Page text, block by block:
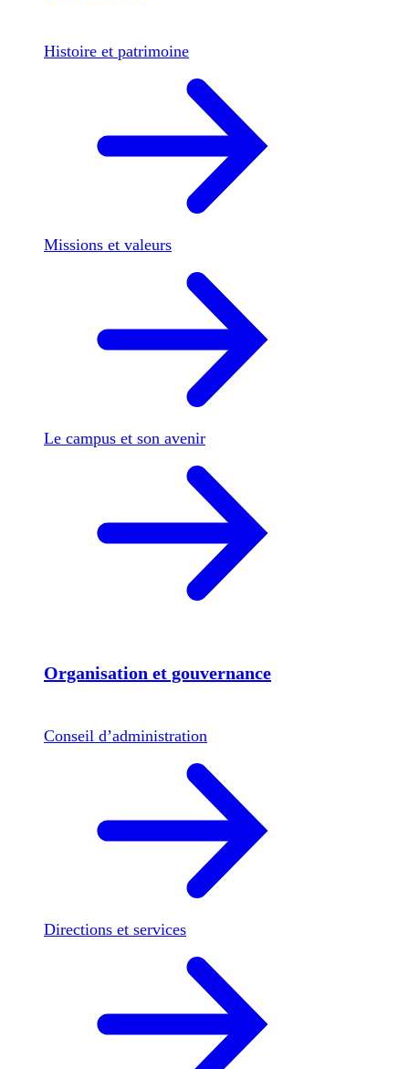
Histoire et patrimoine
Missions et valeurs
Le campus et son avenir
Organisation et gouvernance
Conseil d’administration
Directions et services